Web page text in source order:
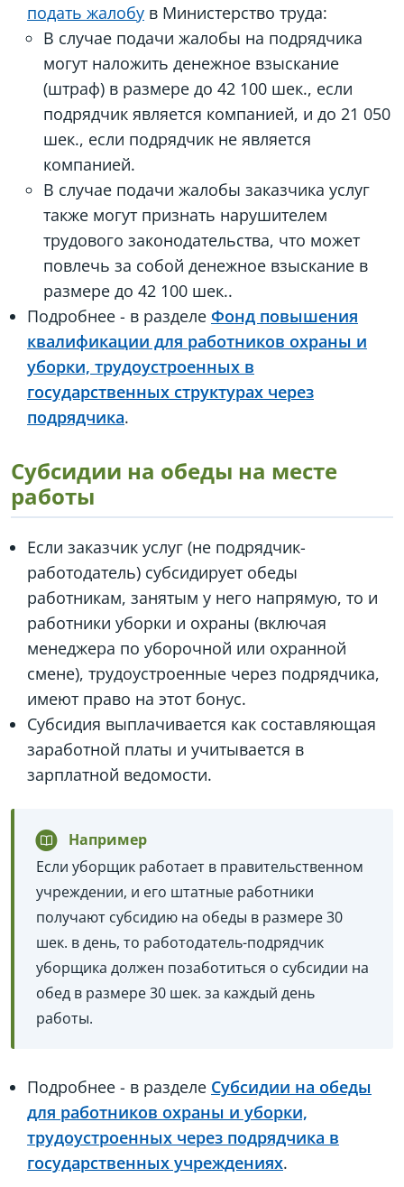
подать жалобу в Министерство труда:
В случае подачи жалобы на подрядчика
могут наложить денежное взыскание
(штраф) в размере до 42 100 шек., если
подрядчик является компанией, и до 21 050
шек., если подрядчик не является
компанией.
В случае подачи жалобы заказчика услуг
также могут признать нарушителем
трудового законодательства, что может
повлечь за собой денежное взыскание в
размере до 42 100 шек..
Подробнее - в разделе Фонд повышения
квалификации для работников охраны и
уборки, трудоустроенных в
государственных структурах через
подрядчика.
Субсидии на обеды на месте
работы
Если заказчик услуг (не подрядчик-
работодатель) субсидирует обеды
работникам, занятым у него напрямую, то и
работники уборки и охраны (включая
менеджера по уборочной или охранной
смене), трудоустроенные через подрядчика,
имеют право на этот бонус.
Субсидия выплачивается как составляющая
заработной платы и учитывается в
зарплатной ведомости.
Например
Если уборщик работает в правительственном
учреждении, и его штатные работники
получают субсидию на обеды в размере 30
шек. в день, то работодатель-подрядчик
уборщика должен позаботиться о субсидии на
обед в размере 30 шек. за каждый день
работы.
Подробнее - в разделе Субсидии на обеды
для работников охраны и уборки,
трудоустроенных через подрядчика в
государственных учреждениях.